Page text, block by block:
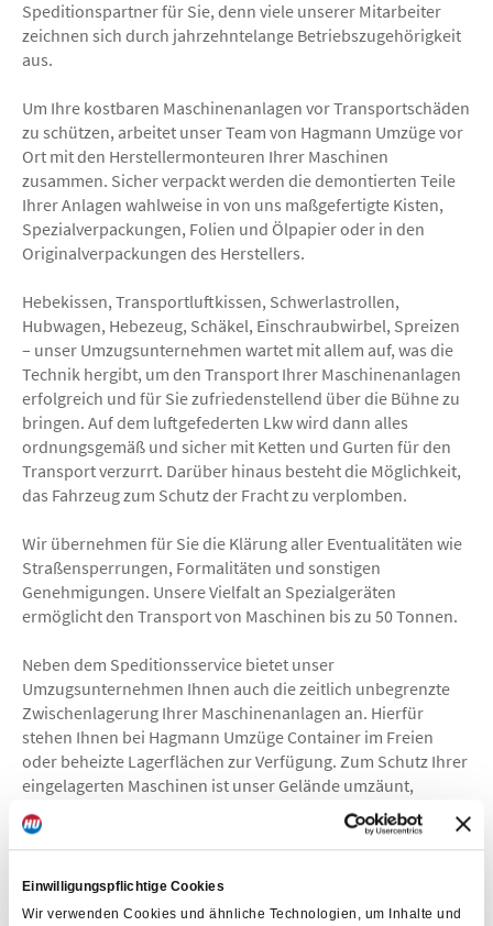
Einwilligungspflichtige Cookies
Wir verwenden Cookies und ähnliche Technologien, um Inhalte und
Speditionspartner für Sie, denn viele unserer Mitarbeiter
zeichnen sich durch jahrzehntelange Betriebszugehörigkeit
aus.
Um Ihre kostbaren Maschinenanlagen vor Transportschäden
zu schützen, arbeitet unser Team von Hagmann Umzüge vor
Ort mit den Herstellermonteuren Ihrer Maschinen
zusammen. Sicher verpackt werden die demontierten Teile
Ihrer Anlagen wahlweise in von uns maßgefertigte Kisten,
Spezialverpackungen, Folien und Ölpapier oder in den
Originalverpackungen des Herstellers.
Hebekissen, Transportluftkissen, Schwerlastrollen,
Hubwagen, Hebezeug, Schäkel, Einschraubwirbel, Spreizen
– unser Umzugsunternehmen wartet mit allem auf, was die
Technik hergibt, um den Transport Ihrer Maschinenanlagen
erfolgreich und für Sie zufriedenstellend über die Bühne zu
bringen. Auf dem luftgefederten Lkw wird dann alles
ordnungsgemäß und sicher mit Ketten und Gurten für den
Transport verzurrt. Darüber hinaus besteht die Möglichkeit,
das Fahrzeug zum Schutz der Fracht zu verplomben.
Wir übernehmen für Sie die Klärung aller Eventualitäten wie
Straßensperrungen, Formalitäten und sonstigen
Genehmigungen. Unsere Vielfalt an Spezialgeräten
ermöglicht den Transport von Maschinen bis zu 50 Tonnen.
Neben dem Speditionsservice bietet unser
Umzugsunternehmen Ihnen auch die zeitlich unbegrenzte
Zwischenlagerung Ihrer Maschinenanlagen an. Hierfür
stehen Ihnen bei Hagmann Umzüge Container im Freien
oder beheizte Lagerflächen zur Verfügung. Zum Schutz Ihrer
eingelagerten Maschinen ist unser Gelände umzäunt,
alarmgesichert und videoüberwacht.
Lagerversicherung zum Zeit- oder Neuwert ein – hierzu
beraten wir Sie umfassend.